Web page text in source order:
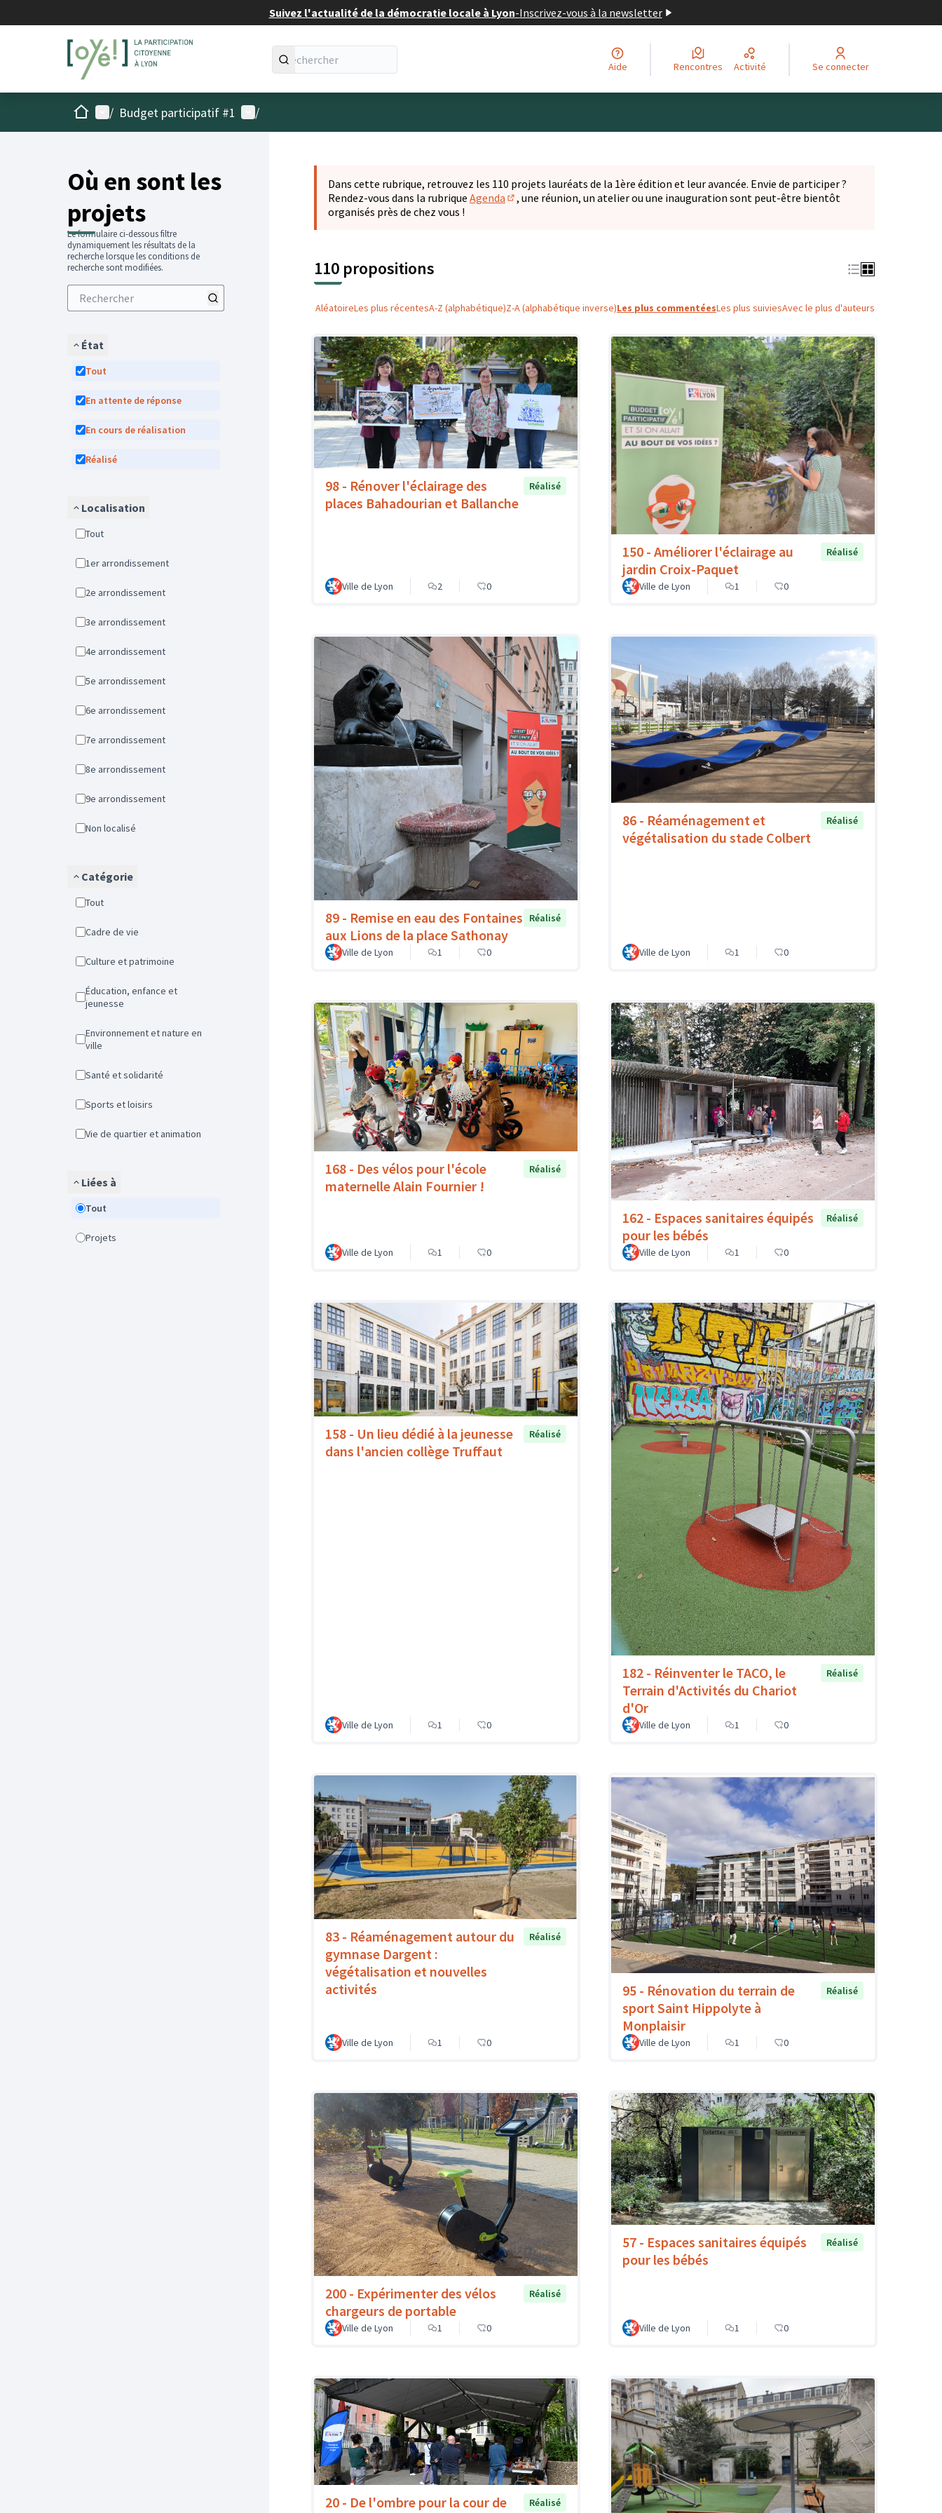
Suivez l'actualité de la démocratie locale à Lyon-Inscrivez-vous à la newsletter
Aide Rencontres Activité Se connecter
AccueilMenu principal
/ Budget participatif #1 Menu utilisateur
/
Où en sont les
projets
Le formulaire ci-dessous filtre
dynamiquement les résultats de la
recherche lorsque les conditions de
recherche sont modifiées.
État
Tout
En attente de réponse
En cours de réalisation
Réalisé
Localisation
Tout
1er arrondissement
2e arrondissement
3e arrondissement
4e arrondissement
5e arrondissement
6e arrondissement
7e arrondissement
8e arrondissement
9e arrondissement
Non localisé
Catégorie
Tout
Cadre de vie
Culture et patrimoine
Éducation, enfance et
jeunesse
Environnement et nature en
ville
Santé et solidarité
Sports et loisirs
Vie de quartier et animation
Liées à
Tout
Projets
Dans cette rubrique, retrouvez les 110 projets lauréats de la 1ère édition et leur avancée. Envie de participer ?
Rendez-vous dans la rubrique Agenda
(S'ouvre dans un nouvel onglet)
, une réunion, un atelier ou une inauguration sont peut-être bientôt
organisés près de chez vous !
110 propositions
AléatoireLes plus récentesA-Z (alphabétique)Z-A (alphabétique inverse)Les plus commentéesLes plus suiviesAvec le plus d'auteurs
98 - Rénover l'éclairage des
places Bahadourian et Ballanche
Réalisé
Ville de Lyon 2 0
150 - Améliorer l'éclairage au
jardin Croix-Paquet
Réalisé
Ville de Lyon 1 0
89 - Remise en eau des Fontaines
aux Lions de la place Sathonay
Réalisé
Ville de Lyon 1 0
86 - Réaménagement et
végétalisation du stade Colbert
Réalisé
Ville de Lyon 1 0
168 - Des vélos pour l'école
maternelle Alain Fournier !
Réalisé
Ville de Lyon 1 0
162 - Espaces sanitaires équipés
pour les bébés
Réalisé
Ville de Lyon 1 0
158 - Un lieu dédié à la jeunesse
dans l'ancien collège Truffaut
Réalisé
Ville de Lyon 1 0
182 - Réinventer le TACO, le
Terrain d'Activités du Chariot
d'Or
Réalisé
Ville de Lyon 1 0
83 - Réaménagement autour du
gymnase Dargent :
végétalisation et nouvelles
activités
Réalisé
Ville de Lyon 1 0
95 - Rénovation du terrain de
sport Saint Hippolyte à
Monplaisir
Réalisé
Ville de Lyon 1 0
200 - Expérimenter des vélos
chargeurs de portable
Réalisé
Ville de Lyon 1 0
57 - Espaces sanitaires équipés
pour les bébés
Réalisé
Ville de Lyon 1 0
20 - De l'ombre pour la cour de
Réalisé